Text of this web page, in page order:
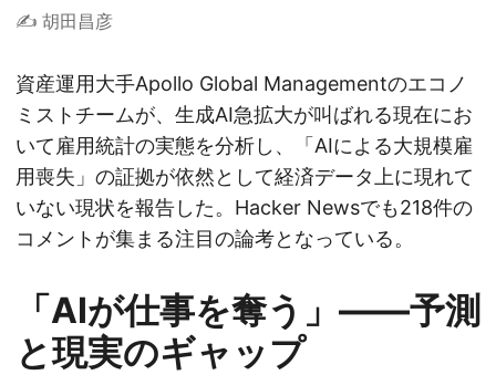
✍️ 胡田昌彦
資産運用大手Apollo Global Managementのエコノ
ミストチームが、生成AI急拡大が叫ばれる現在にお
いて雇用統計の実態を分析し、「AIによる大規模雇
用喪失」の証拠が依然として経済データ上に現れて
いない現状を報告した。Hacker Newsでも218件の
コメントが集まる注目の論考となっている。
「AIが仕事を奪う」——予測
と現実のギャップ